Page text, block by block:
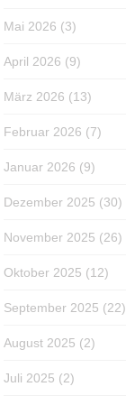
Mai 2026 (3)
April 2026 (9)
März 2026 (13)
Februar 2026 (7)
Januar 2026 (9)
Dezember 2025 (30)
November 2025 (26)
Oktober 2025 (12)
September 2025 (22)
August 2025 (2)
Juli 2025 (2)